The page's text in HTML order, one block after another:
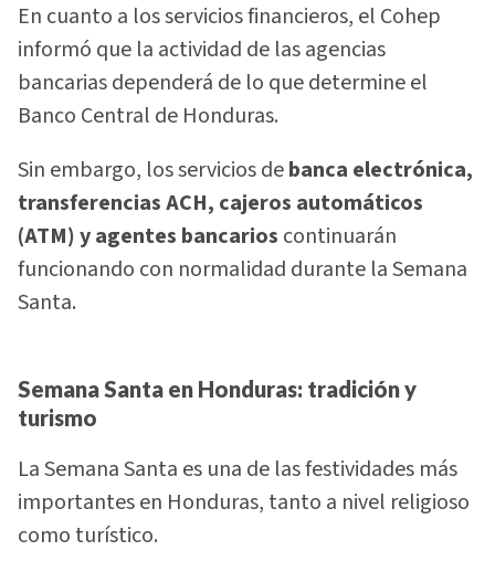
En cuanto a los servicios financieros, el Cohep
informó que la actividad de las agencias
bancarias dependerá de lo que determine el
Banco Central de Honduras.
Sin embargo, los servicios debanca electrónica,
transferencias ACH, cajeros automáticos
(ATM) y agentes bancarios continuarán
funcionando con normalidad durante la Semana
Santa.
Semana Santa en Honduras: tradición y
turismo
La Semana Santa es una de las festividades más
importantes en Honduras, tanto a nivel religioso
como turístico.